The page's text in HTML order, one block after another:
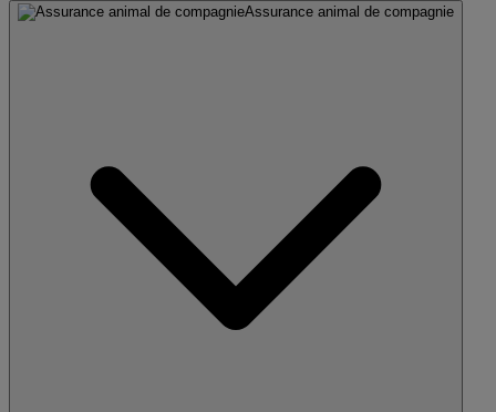
Assurance animal de compagnie